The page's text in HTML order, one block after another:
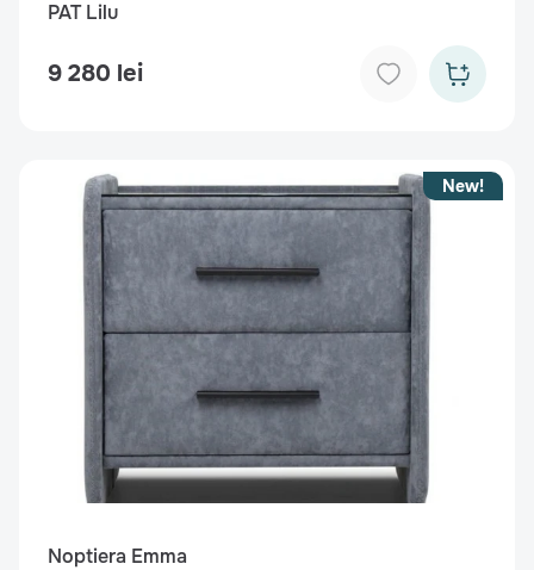
PAT Lilu
9 280 lei
New!
Noptiera Emma